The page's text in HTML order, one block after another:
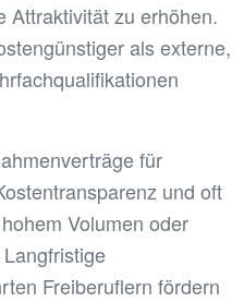
Attraktivität zu erhöhen.
als externe,
für
und oft
Volumen oder
Freiberuflern fördern